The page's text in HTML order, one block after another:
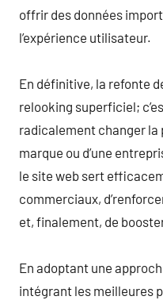
offrir des données
l’expérience utilisateur.
En définitive, la refonte
relooking superficiel;
radicalement changer la
marque ou d’une
le site web sert
commerciaux,
et, finalement, de
En adoptant une
intégrant les meilleures